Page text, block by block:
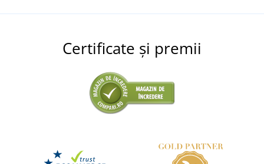
Certificate și premii